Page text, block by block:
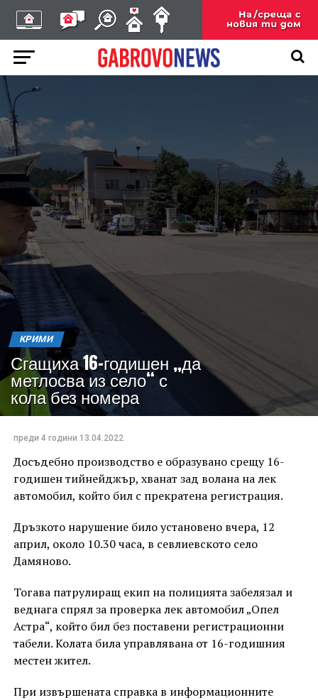
КРИМИ
Сгащиха 16-годишен „да
метлосва из село“ с
кола без номера
преди 4 години 13.04.2022
Досъдебно производство е образувано срещу 16-
годишен тийнейджър, хванат зад волана на лек
автомобил, който бил с прекратена регистрация.
Дръзкото нарушение било установено вчера, 12
април, около 10.30 часа, в севлиевското село
Дамяново.
Тогава патрулиращ екип на полицията забелязал и
веднага спрял за проверка лек автомобил „Опел
Астра“, който бил без поставени регистрационни
табели. Колата била управлявана от 16-годишния
местен жител.
При извършената справка в информационните